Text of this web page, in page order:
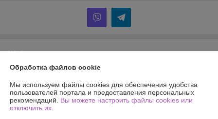
Информация для покупателя
Индивидуальный предприниматель:
Минская обл., г. Борисов, ул. Полка Нормандия-Неман д.170. кв.61
Регистрационный номер ЕГР: 693193515
Обработка файлов cookie
Мы используем файлы cookies для обеспечения удобства
пользователей портала и предоставления персональных
рекомендаций. Вы можете настроить файлы cookies или
отключить их.